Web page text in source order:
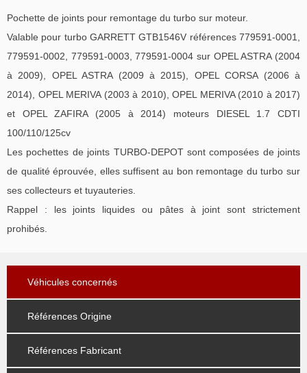
Pochette de joints pour remontage du turbo sur moteur.
Valable pour turbo GARRETT GTB1546V références 779591-0001,
779591-0002, 779591-0003, 779591-0004 sur OPEL ASTRA (2004
à 2009), OPEL ASTRA (2009 à 2015), OPEL CORSA (2006 à
2014), OPEL MERIVA (2003 à 2010), OPEL MERIVA (2010 à 2017)
et OPEL ZAFIRA (2005 à 2014) moteurs DIESEL 1.7 CDTI
100/110/125cv
Les pochettes de joints TURBO-DEPOT sont composées de joints
de qualité éprouvée, elles suffisent au bon remontage du turbo sur
ses collecteurs et tuyauteries.
Rappel : les joints liquides ou pâtes à joint sont strictement
prohibés.
Véhicules concernés
Références Origine
Références Fabricant